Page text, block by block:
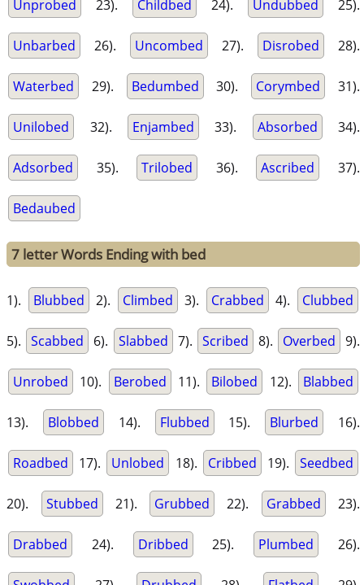
Unprobed 23). Childbed 24). Undubbed 25).
Unbarbed 26). Uncombed 27). Disrobed 28).
Waterbed 29). Bedumbed 30). Corymbed 31).
Unilobed 32). Enjambed 33). Absorbed 34).
Adsorbed 35). Trilobed 36). Ascribed 37).
Bedaubed
7 letter Words Ending with bed
1). Blubbed 2). Climbed 3). Crabbed 4). Clubbed
5). Scabbed 6). Slabbed 7). Scribed 8). Overbed 9).
Unrobed 10). Berobed 11). Bilobed 12). Blabbed
13). Blobbed 14). Flubbed 15). Blurbed 16).
Roadbed 17). Unlobed 18). Cribbed 19). Seedbed
20). Stubbed 21). Grubbed 22). Grabbed 23).
Drabbed 24). Dribbed 25). Plumbed 26).